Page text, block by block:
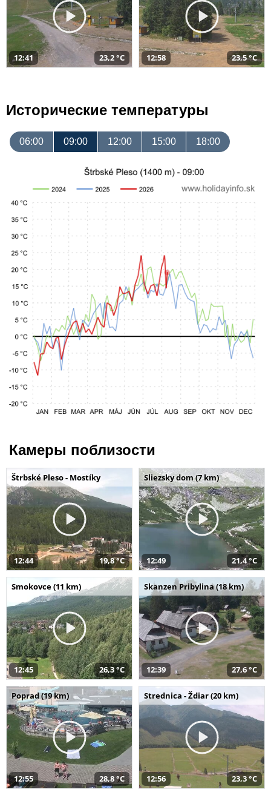
12:41 23,2 °C 12:58 23,5 °C
Исторические температуры
06:00 09:00 12:00 15:00 18:00
Камеры поблизости
Štrbské Pleso - Mostíky
12:44 19,8 °C
Sliezsky dom (7 km)
12:49 21,4 °C
Smokovce (11 km)
12:45 26,3 °C
Skanzen Pribylina (18 km)
12:39 27,6 °C
Poprad (19 km)
12:55 28,8 °C
Strednica - Ždiar (20 km)
12:56 23,3 °C